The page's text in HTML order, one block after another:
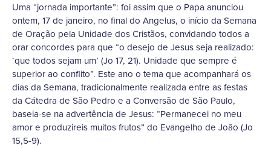
Uma “jornada importante”: foi assim que o Papa anunciou
ontem, 17 de janeiro, no final do Angelus, o início da Semana
de Oração pela Unidade dos Cristãos, convidando todos a
orar concordes para que “o desejo de Jesus seja realizado:
‘que todos sejam um’ (Jo 17, 21). Unidade que sempre é
superior ao conflito”. Este ano o tema que acompanhará os
dias da Semana, tradicionalmente realizada entre as festas
da Cátedra de São Pedro e a Conversão de São Paulo,
baseia-se na advertência de Jesus: “Permanecei no meu
amor e produzireis muitos frutos” do Evangelho de João (Jo
15,5-9).